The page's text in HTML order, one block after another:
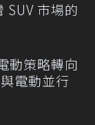
SUV 市場的
動策略轉向
電動並行